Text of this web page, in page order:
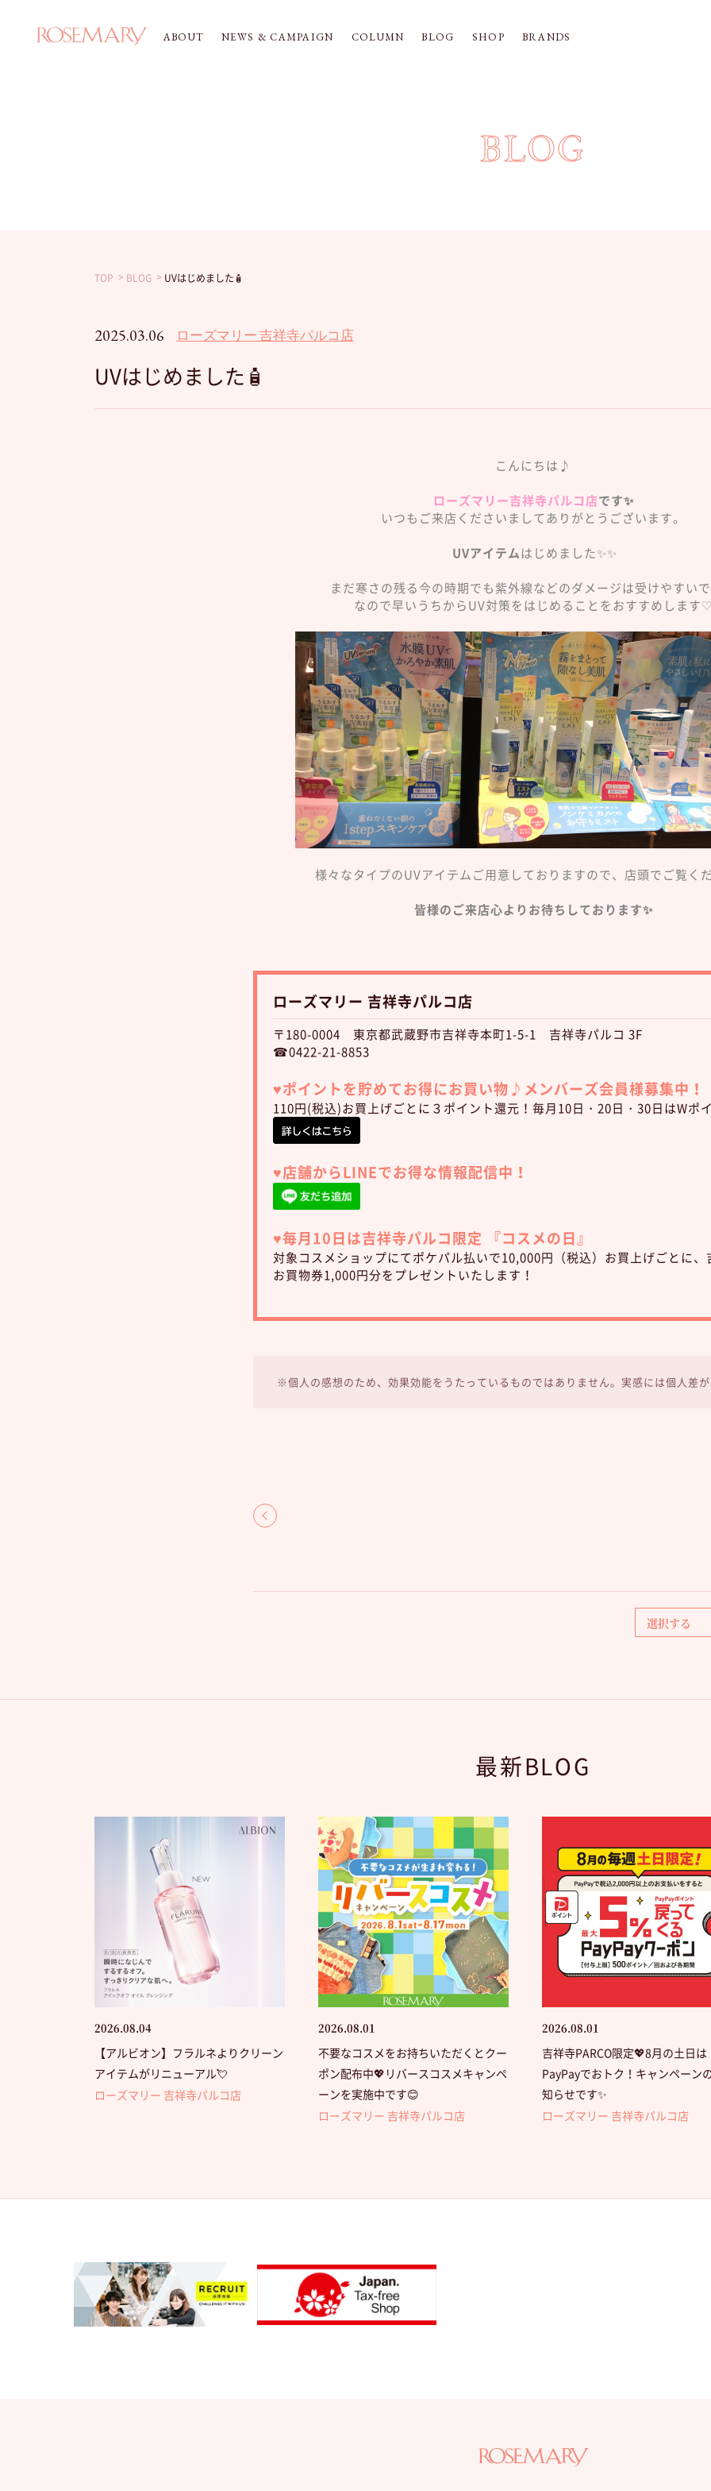
ABOUT NEWS & CAMPAIGN COLUMN BLOG SHOP BRANDS
BLOG
TOP BLOG UVはじめました🧴
2025.03.06 ローズマリー 吉祥寺パルコ店
UVはじめました🧴
こんにちは♪
ローズマリー吉祥寺パルコ店です✨
いつもご来店くださいましてありがとうございます。
UVアイテムはじめました✨✨
まだ寒さの残る今の時期でも紫外線などのダメージは受けやすい
なので早いうちからUV対策をはじめることをおすすめします
様々なタイプのUVアイテムご用意しておりますので、店頭でご覧く
皆様のご来店心よりお待ちしております✨
ローズマリー 吉祥寺パルコ店
〒180-0004 東京都武蔵野市吉祥寺本町1-5-1 吉祥寺パルコ 3F
☎0422-21-8853
♥︎ポイントを貯めてお得にお買い物♪ メンバーズ会員様募集中！
110円(税込)お買上げごとに３ポイント還元！毎月10日・20日・30日はWポ
♥︎店舗からLINEでお得な情報配信中！
♥︎毎月10日は吉祥寺パルコ限定 『コスメの日』
対象コスメショップにてポケパル払いで10,000円（税込）お買上げごとに、
お買物券1,000円分をプレゼントいたします！
※個人の感想のため、効果効能をうたっているものではありません。実感には個人差
最新BLOG
2026.08.04
【アルビオン】フラルネよりクリーン
アイテムがリニューアル💘
ローズマリー 吉祥寺パルコ店
2026.08.01
不要なコスメをお持ちいただくとクー
ポン配布中💖リバースコスメキャンペ
ーンを実施中です😊
ローズマリー 吉祥寺パルコ店
2026.08.01
吉祥寺PARCO限定💖8月の土日は
PayPayでおトク！キャンペーン
知らせです✨
ローズマリー 吉祥寺パルコ店